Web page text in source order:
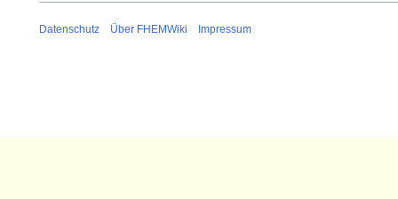
Datenschutz Über FHEMWiki Impressum